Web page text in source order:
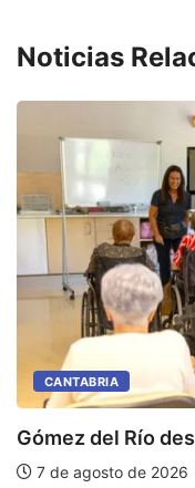
Noticias
CANTABRIA
Gómez del Río
7 de agosto de 2026